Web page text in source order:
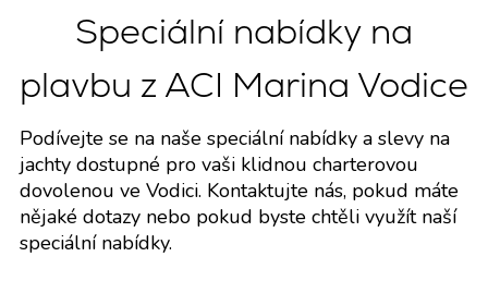
Speciální nabídky na
plavbu z ACI Marina Vodice
Podívejte se na naše speciální nabídky a slevy na
jachty dostupné pro vaši klidnou charterovou
dovolenou ve Vodici. Kontaktujte nás, pokud máte
nějaké dotazy nebo pokud byste chtěli využít naší
speciální nabídky.